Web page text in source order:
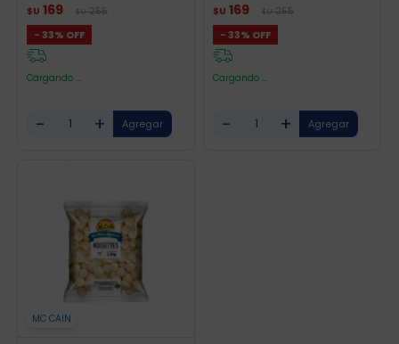
$U 169 $U 255
33
Cargando ...
- +
$U 169 $U 255
33
Cargando ...
- +
MC CAIN